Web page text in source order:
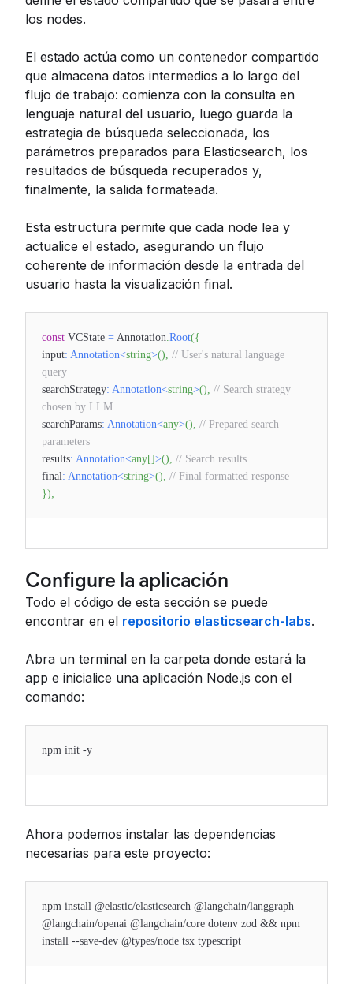
los nodes.
El estado actúa como un contenedor compartido
que almacena datos intermedios a lo largo del
flujo de trabajo: comienza con la consulta en
lenguaje natural del usuario, luego guarda la
estrategia de búsqueda seleccionada, los
parámetros preparados para Elasticsearch, los
resultados de búsqueda recuperados y,
finalmente, la salida formateada.
Esta estructura permite que cada node lea y
actualice el estado, asegurando un flujo
coherente de información desde la entrada del
usuario hasta la visualización final.
const VCState = Annotation.Root({
input: Annotation<string>(), // User's natural language
query
searchStrategy: Annotation<string>(), // Search strategy
chosen by LLM
searchParams: Annotation<any>(), // Prepared search
parameters
results: Annotation<any[]>(), // Search results
final: Annotation<string>(), // Final formatted response
});
Configure la aplicación
Todo el código de esta sección se puede
encontrar en el repositorio elasticsearch-labs.
Abra un terminal en la carpeta donde estará la
app e inicialice una aplicación Node.js con el
comando:
npm init -y
Ahora podemos instalar las dependencias
necesarias para este proyecto:
npm install @elastic/elasticsearch @langchain/langgraph
@langchain/openai @langchain/core dotenv zod && npm
install --save-dev @types/node tsx typescript